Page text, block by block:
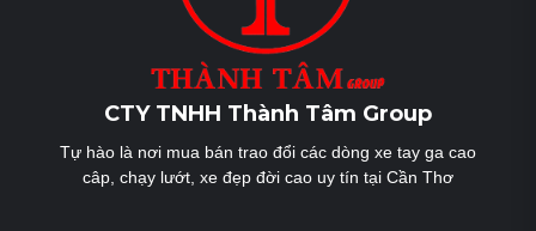
CTY TNHH Thành Tâm Group
Tự hào là nơi mua bán trao đổi các dòng xe tay ga cao
câp, chạy lướt, xe đẹp đời cao uy tín tại Cần Thơ